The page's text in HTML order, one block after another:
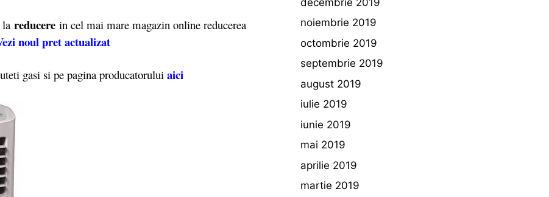
reducere in cel mai mare magazin online reducerea
noul pret actualizat
gasi si pe pagina producatorului aici
noiembrie 2019
octombrie 2019
septembrie 2019
august 2019
iulie 2019
iunie 2019
mai 2019
aprilie 2019
martie 2019